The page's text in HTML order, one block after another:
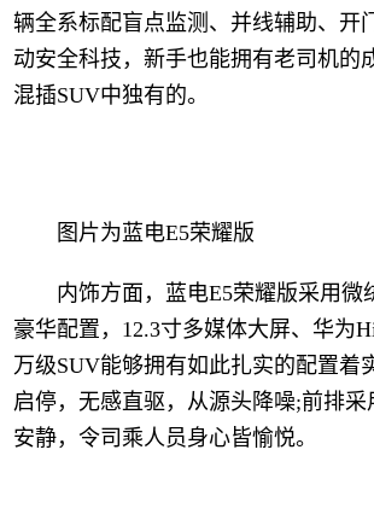
辆全系标配盲点监测、并线辅助、开
动安全科技，新手也能拥有老司机的
混插SUV中独有的。
图片为蓝电E5荣耀版
内饰方面，蓝电E5荣耀版采用
豪华配置，12.3寸多媒体大屏、华为
万级SUV能够拥有如此扎实的配置着
启停，无感直驱，从源头降噪;前排
安静，令司乘人员身心皆愉悦。